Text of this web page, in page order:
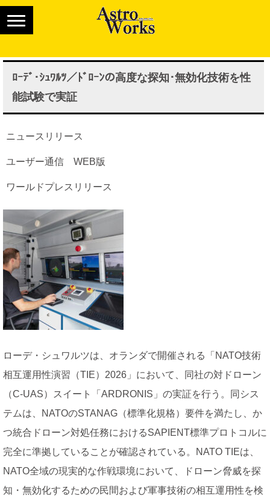
ﾛｰﾃﾞ･ｼｭﾜﾙﾂ／ﾄﾞﾛｰﾝの高度な探知･無効化技術を性
能試験で実証
ニュースリリース
ユーザー通信 WEB版
ワールドプレスリリース
ローデ・シュワルツは、オランダで開催される「NATO技術
相互運用性演習（TIE）2026」において、同社の対ドローン
（C-UAS）スイート「ARDRONIS」の実証を行う。同シス
テムは、NATOのSTANAG（標準化規格）要件を満たし、か
つ統合ドローン対処任務におけるSAPIENT標準プロトコルに
完全に準拠していることが確認されている。NATO TIEは、
NATO全域の現実的な作戦環境において、ドローン脅威を探
知・無効化するための民間および軍事技術の相互運用性を検